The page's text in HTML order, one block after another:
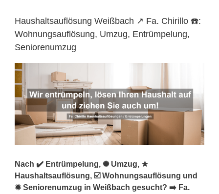
Haushaltsauflösung Weißbach ↗️ Fa. Chirillo ☎️:
Wohnungsauflösung, Umzug, Entrümpelung,
Seniorenumzug
Nach ✔️ Entrümpelung, ✺ Umzug, ★
Haushaltsauflösung, ☑️ Wohnungsauflösung und
✹ Seniorenumzug in Weißbach gesucht? ➡️ Fa.